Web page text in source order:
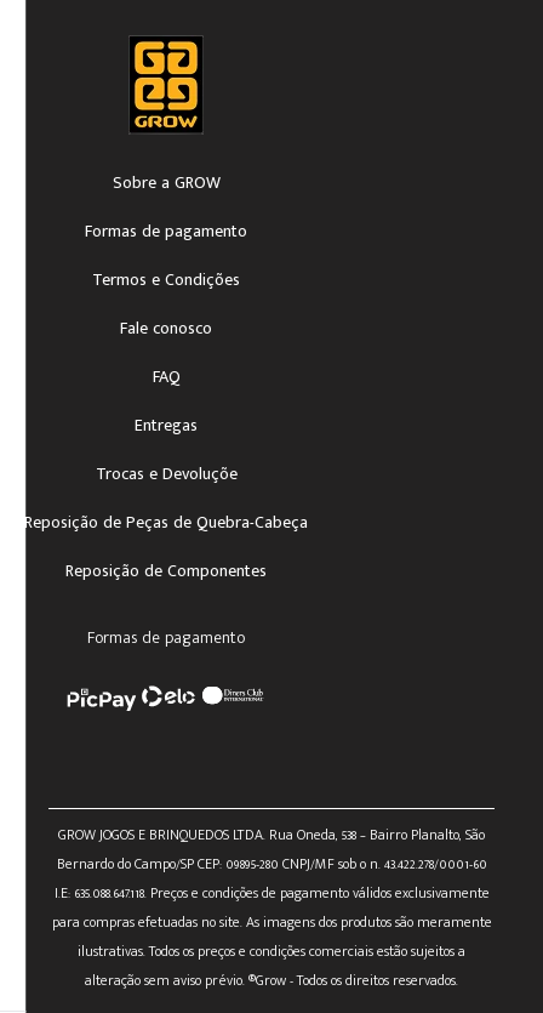
Sobre a GROW
Formas de pagamento
Termos e Condições
Fale conosco
FAQ
Entregas
Trocas e Devoluçõe
Reposição de Peças de Quebra-Cabeça
Reposição de Componentes
Formas de pagamento
GROW JOGOS E BRINQUEDOS LTDA. Rua Oneda, 538 – Bairro Planalto, São
Bernardo do Campo/SP CEP: 09895-280 CNPJ/MF sob o n. 43.422.278/0001-60
I.E: 635.088.647.118. Preços e condições de pagamento válidos exclusivamente
para compras efetuadas no site. As imagens dos produtos são meramente
ilustrativas. Todos os preços e condições comerciais estão sujeitos a
alteração sem aviso prévio. ®Grow - Todos os direitos reservados.